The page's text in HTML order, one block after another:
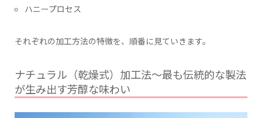
ハニープロセス
それぞれの加工方法の特徴を、順番に見ていきます。
ナチュラル（乾燥式）加工法〜最も伝統的な製法
が生み出す芳醇な味わい